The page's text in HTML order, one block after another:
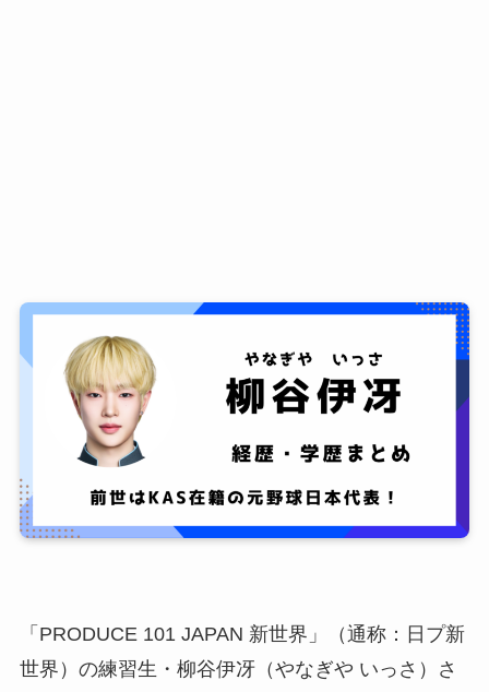
「PRODUCE 101 JAPAN 新世界」（通称：日プ新
世界）の練習生・柳谷伊冴（やなぎや いっさ）さ